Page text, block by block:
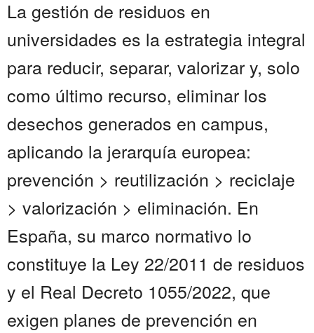
La gestión de residuos en
universidades es la estrategia integral
para reducir, separar, valorizar y, solo
como último recurso, eliminar los
desechos generados en campus,
aplicando la jerarquía europea:
prevención > reutilización > reciclaje
> valorización > eliminación. En
España, su marco normativo lo
constituye la Ley 22/2011 de residuos
y el Real Decreto 1055/2022, que
exigen planes de prevención en